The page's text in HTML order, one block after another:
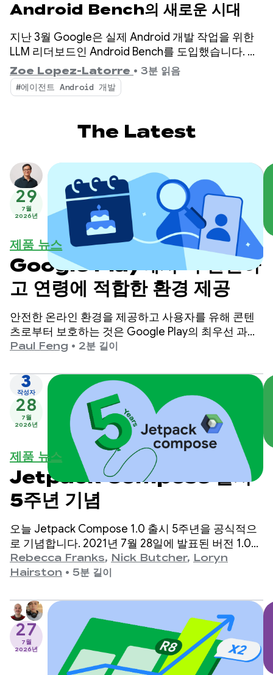
Android Bench의 새로운 시대
지난 3월 Google은 실제 Android 개발 작업을 위한
LLM 리더보드인 Android Bench를 도입했습니다. 이
후 Google은 오픈 가중치 모델 평가, 리더보드에 비
용 및 효율성 측정기준 추가 등 의견을 바탕으로 벤치
마크를 개선했습니다.
Zoe Lopez-Latorre • 3분 읽음
#에이전트 Android 개발
The Latest
29
7월
2026년
제품 뉴스
Google Play에서 더 안전하
고 연령에 적합한 환경 제공
안전한 온라인 환경을 제공하고 사용자를 유해 콘텐
츠로부터 보호하는 것은 Google Play의 최우선 과제
입니다.
Paul Feng • 2분 길이
3
작성자
28
7월
2026년
제품 뉴스
Jetpack Compose 출시
5주년 기념
오늘 Jetpack Compose 1.0 출시 5주년을 공식적으
로 기념합니다. 2021년 7월 28일에 발표된 버전 1.0부
터 최신 1.11 출시까지 API가 수년에 걸쳐 크게 발전해
왔으며, 이 순간을 기념하고자 합니다.
Rebecca Franks, Nick Butcher, Loryn
Hairston • 5분 길이
27
7월
2026년